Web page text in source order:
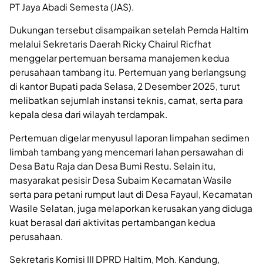
PT Jaya Abadi Semesta (JAS).
Dukungan tersebut disampaikan setelah Pemda Haltim
melalui Sekretaris Daerah Ricky Chairul Ricfhat
menggelar pertemuan bersama manajemen kedua
perusahaan tambang itu. Pertemuan yang berlangsung
di kantor Bupati pada Selasa, 2 Desember 2025, turut
melibatkan sejumlah instansi teknis, camat, serta para
kepala desa dari wilayah terdampak.
Pertemuan digelar menyusul laporan limpahan sedimen
limbah tambang yang mencemari lahan persawahan di
Desa Batu Raja dan Desa Bumi Restu. Selain itu,
masyarakat pesisir Desa Subaim Kecamatan Wasile
serta para petani rumput laut di Desa Fayaul, Kecamatan
Wasile Selatan, juga melaporkan kerusakan yang diduga
kuat berasal dari aktivitas pertambangan kedua
perusahaan.
Sekretaris Komisi III DPRD Haltim, Moh. Kandung,